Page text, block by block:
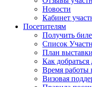
Новости
Кабинет
Посетителям
Получить
Список
План выставки
Как добраться
Время работы
Визовая